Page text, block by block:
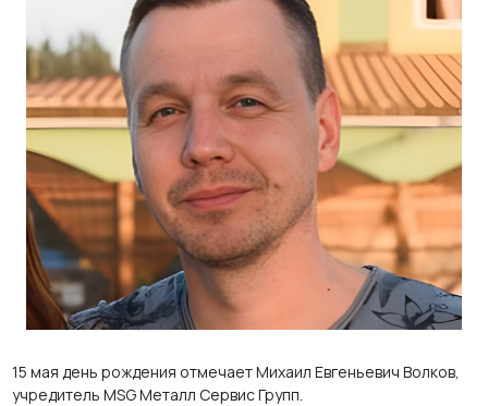
15 мая день рождения отмечает Михаил Евгеньевич Волков,
учредитель MSG Металл Сервис Групп.